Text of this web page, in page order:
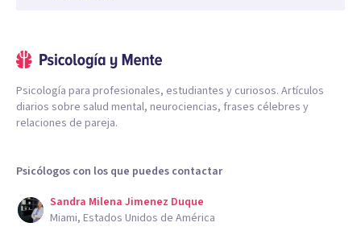
Psicología para profesionales, estudiantes y curiosos. Artículos
diarios sobre salud mental, neurociencias, frases célebres y
relaciones de pareja.
Psicólogos con los que puedes contactar
Sandra Milena Jimenez Duque
Miami, Estados Unidos de América